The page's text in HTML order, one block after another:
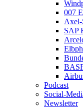
007
Axel-
SAP
Podcast
Social-
Newsletter